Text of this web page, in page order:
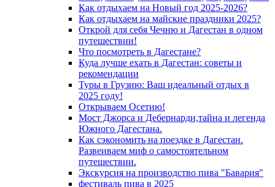
Как отдыхаем на Новый год 2025-2026?
Как отдыхаем на майские праздники 2025?
Открой для себя Чечню и Дагестан в одном
путешествии!
Что посмотреть в Дагестане?
Куда лучше ехать в Дагестан: советы и
рекомендации
Туры в Грузию: Ваш идеальный отдых в
2025 году!
Открываем Осетию!
Мост Джорса и Дебернарди,тайна и легенда
Южного Дагестана.
Как сэкономить на поездке в Дагестан.
Развеиваем миф о самостоятельном
путешествии.
Экскурсия на производство пива "Бавария"
фестиваль пива в 2025